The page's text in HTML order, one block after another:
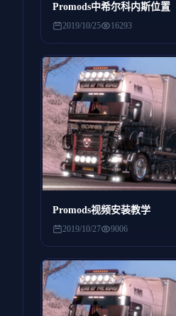
Promods中希尔科内斯位置
2019/10/25 16293
Promods视频安装教学
2019/10/27 9006